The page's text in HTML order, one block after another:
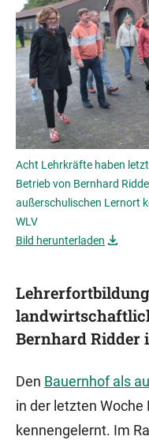
Acht Lehrkräfte haben
Betrieb von Bernhard
außerschulischen Lernort
WLV
Bild herunterladen
Bernhard Ridder
Den Bauernhof als
in der letzten Woche
kennengelernt. Im